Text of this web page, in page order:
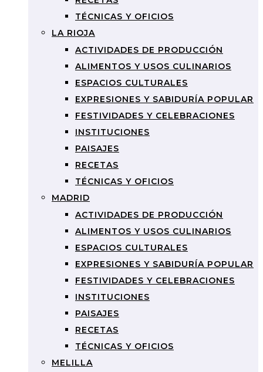
TÉCNICAS Y OFICIOS
LA RIOJA
ACTIVIDADES DE PRODUCCIÓN
ALIMENTOS Y USOS CULINARIOS
ESPACIOS CULTURALES
EXPRESIONES Y SABIDURÍA POPULAR
FESTIVIDADES Y CELEBRACIONES
INSTITUCIONES
PAISAJES
RECETAS
TÉCNICAS Y OFICIOS
MADRID
ACTIVIDADES DE PRODUCCIÓN
ALIMENTOS Y USOS CULINARIOS
ESPACIOS CULTURALES
EXPRESIONES Y SABIDURÍA POPULAR
FESTIVIDADES Y CELEBRACIONES
INSTITUCIONES
PAISAJES
RECETAS
TÉCNICAS Y OFICIOS
MELILLA